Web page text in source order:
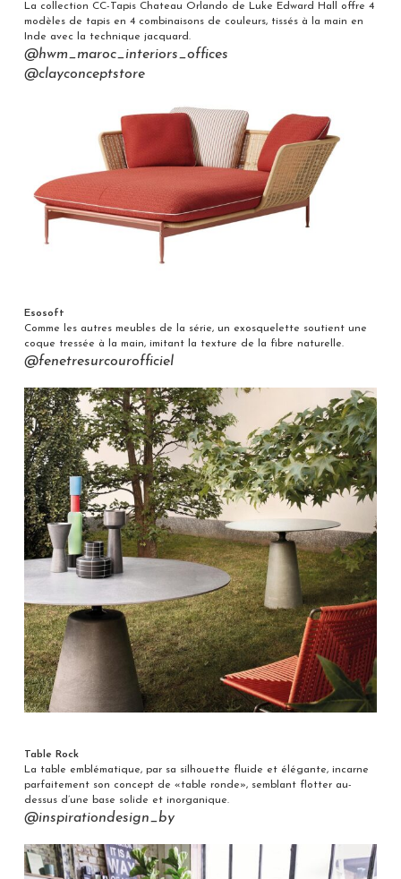
La collection CC-Tapis Chateau Orlando de Luke Edward Hall offre 4
modèles de tapis en 4 combinaisons de couleurs, tissés à la main en
Inde avec la technique jacquard.
@hwm_maroc_interiors_offices
@clayconceptstore
Esosoft
Comme les autres meubles de la série, un exosquelette soutient une
coque tressée à la main, imitant la texture de la fibre naturelle.
@fenetresurcourofficiel
Table Rock
La table emblématique, par sa silhouette fluide et élégante, incarne
parfaitement son concept de «table ronde», semblant flotter au-
dessus d’une base solide et inorganique.
@inspirationdesign_by